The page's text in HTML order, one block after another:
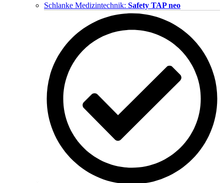
Schlanke Medizintechnik: Safety TAP neo